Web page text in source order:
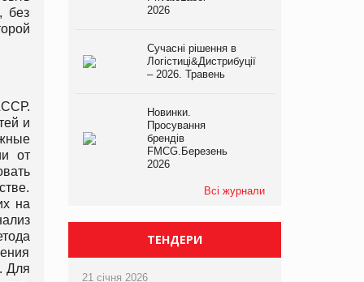
без
и
от
на
Для
2026
Сучасні рішення в
Логістиці&Дистрибуції
– 2026. Травень
Новинки.
Просування
брендів
FMCG.Березень
2026
Всі журнали
ТЕНДЕРИ
21 січня 2026